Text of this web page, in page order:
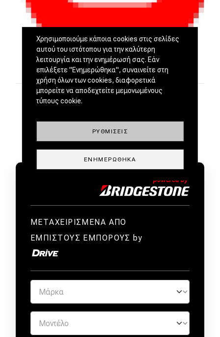
ΜΕΤΑΧΕΙΡΙΣΜΕΝΑ ΑΠΟ
ΕΜΠΙΣΤΟΥΣ ΕΜΠΟΡΟΥΣ by
Χρησιμοποιούμε κάποια cookies στις σελίδες
αυτού του ιστότοπου για την καλύτερη
λειτουργία και την ενημέρωσή σας. Εάν
επιλέξετε "Ενημερώθηκα", συναινείτε στη
χρήση όλων των cookies, διαφορετικά
μπορείτε να αποδεχτείτε μεμονωμένους
τύπους cookie.
ΡΥΘΜΊΣΕΙΣ
ΕΝΗΜΕΡΏΘΗΚΑ